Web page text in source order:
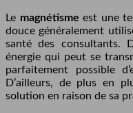
Le magnétisme est une
douce généralement
santé des consultants.
énergie qui peut se
parfaitement possible
D’ailleurs, de plus en
solution en raison de sa